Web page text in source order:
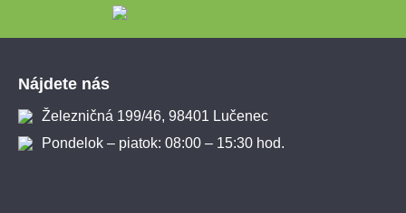
Nájdete nás
Železničná 199/46, 98401 Lučenec
Pondelok – piatok: 08:00 – 15:30 hod.